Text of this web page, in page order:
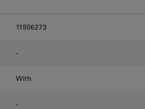
11506273
-
With
-